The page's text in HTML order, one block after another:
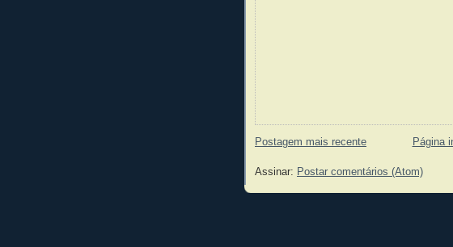
Postagem mais recente Página
Assinar: Postar comentários (Atom)